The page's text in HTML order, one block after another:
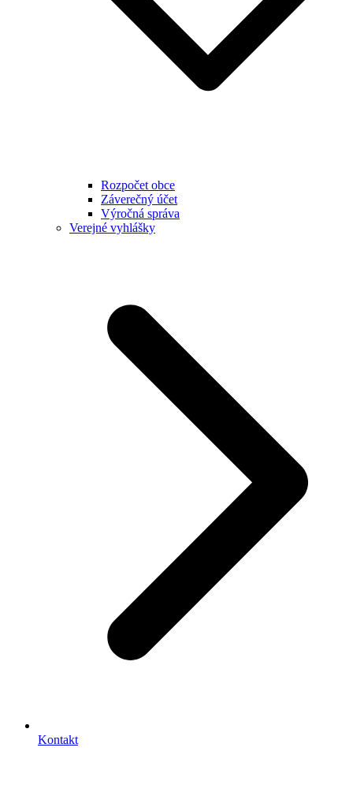
Rozpočet obce
Záverečný účet
Výročná správa
Verejné vyhlášky
Kontakt